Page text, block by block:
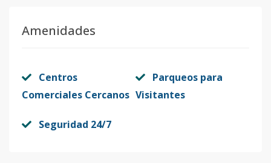
Amenidades
Centros
Comerciales Cercanos
Parqueos para
Visitantes
Seguridad 24/7